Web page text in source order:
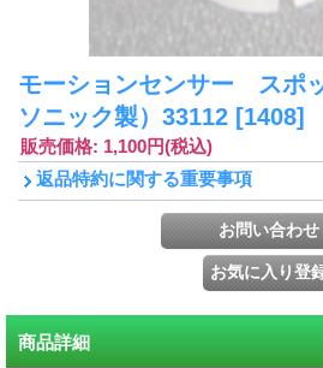
モーションセンサー スポ
ソニック製）33112 [1408]
販売価格: 1,100円(税込)
返品特約に関する重要事項
商品詳細